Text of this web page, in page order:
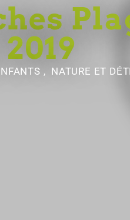
, NATURE ET